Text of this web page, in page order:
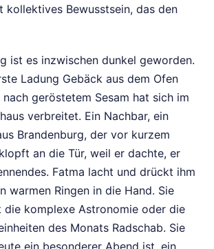
kollektives Bewusstsein, das den
ist es inzwischen dunkel geworden.
Ladung Gebäck aus dem Ofen
geröstetem Sesam hat sich im
verbreitet. Ein Nachbar, ein
Brandenburg, der vor kurzem
an die Tür, weil er dachte, er
Fatma lacht und drückt ihm
warmen Ringen in die Hand. Sie
komplexe Astronomie oder die
des Monats Radschab. Sie
ein besonderer Abend ist, ein